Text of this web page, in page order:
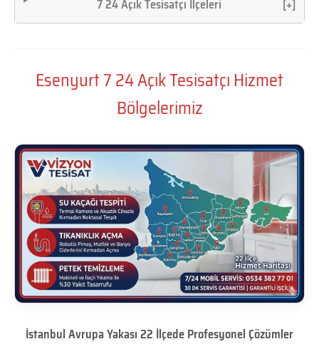
7 24 Açık Tesisatçı İlçeleri [+]
Esenyurt 7 24 Açık Tesisatçı Hizmet
Bölgelerimiz
İstanbul Avrupa Yakası 22 İlçede Profesyonel Çözümler